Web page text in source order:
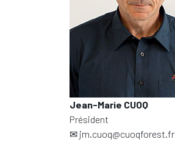
Jean-Marie CUOQ
Président
✉ jm.cuoq@cuoqforest.fr